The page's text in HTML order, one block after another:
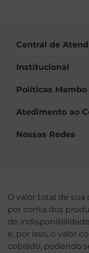
Central de
Institucional
Políticas Mambo
Atedimento ao
Nossas Redes
O valor total de sua
por conta dos
de
e, por isso, o valor
cobrado, podendo